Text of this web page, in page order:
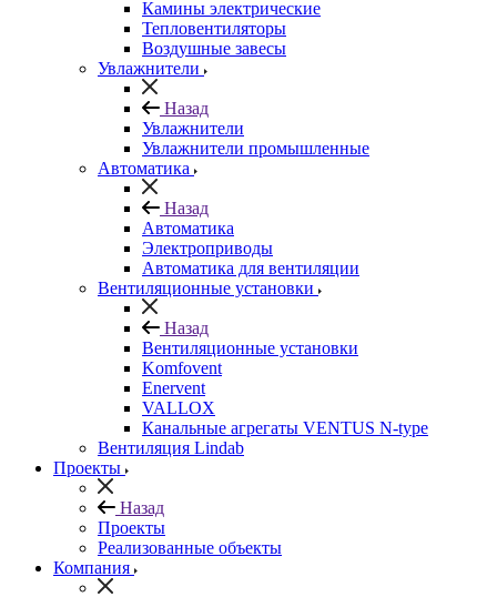
Камины электрические
Тепловентиляторы
Воздушные завесы
Увлажнители
Назад
Увлажнители
Увлажнители промышленные
Автоматика
Назад
Автоматика
Электроприводы
Автоматика для вентиляции
Вентиляционные установки
Назад
Вентиляционные установки
Komfovent
Enervent
VALLOX
Канальные агрегаты VENTUS N-type
Вентиляция Lindab
Проекты
Назад
Проекты
Реализованные объекты
Компания